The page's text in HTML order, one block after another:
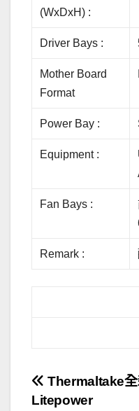
(WxDxH) :
Driver Bays :
Mother Board
Format
Power Bay :
Equipment :
Fan Bays :
Remark :
文Thermaltake
Litepower